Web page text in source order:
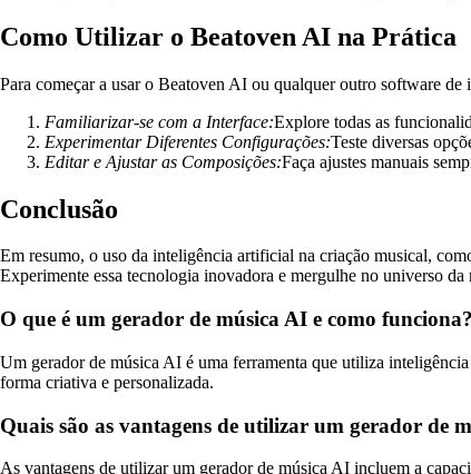
Como Utilizar o Beatoven AI na Prática
Para começar a usar o Beatoven AI ou qualquer outro software
Familiarizar-se com a Interface:Explore todas as
Experimentar Diferentes Configurações:Teste diversas
Editar e Ajustar as Composições:Faça ajustes manuais
Conclusão
Em resumo, o uso da inteligência artificial na criação musical,
Experimente essa tecnologia inovadora e mergulhe no universo
O que é um gerador de música AI e como funciona?
Um gerador de música AI é uma ferramenta que utiliza
forma criativa e personalizada.
Quais são as vantagens de utilizar um gerador de
As vantagens de utilizar um gerador de música AI incluem a